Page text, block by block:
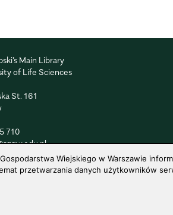
Main Library
of Life Sciences
St. 161
710
Gospodarstwa Wiejskiego w Warszawie
przetwarzania danych użytkowników